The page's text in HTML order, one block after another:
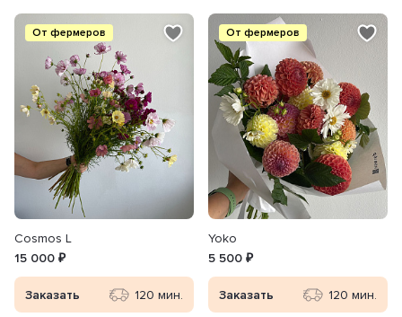
От фермеров
Сosmos L
15 000 ₽
Заказать 120 мин.
От фермеров
Yoko
5 500 ₽
Заказать 120 мин.